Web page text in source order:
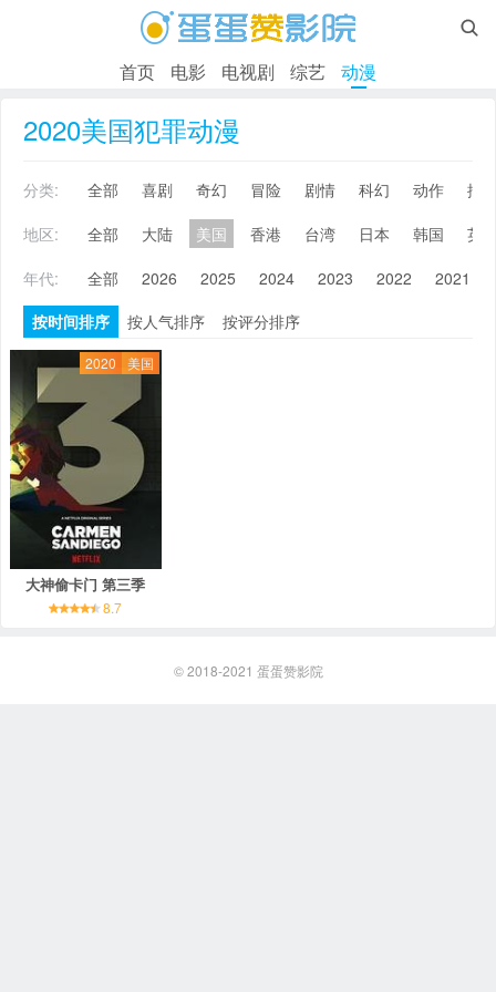

首页 电影 电视剧 综艺 动漫
2020美国犯罪动漫
分类: 全部 喜剧 奇幻 冒险 剧情 科幻 动作
搞
地区:
全部 大陆 美国 香港 台湾 日本 韩国
英
年代:
全部 2026 2025 2024 2023 2022 2021
按时间排序
按人气排序 按评分排序
2020 美国
大神偷卡门 第三季
8.7
© 2018-2021 蛋蛋赞影院